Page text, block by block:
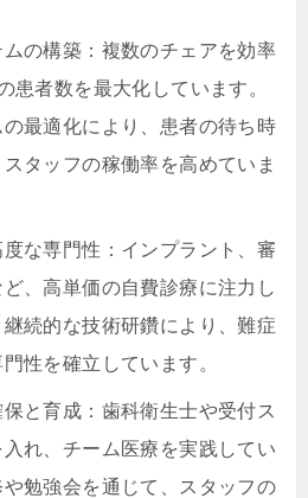
の構築：複数のチェアを効率
患者数を最大化しています。
最適化により、患者の待ち時
タッフの稼働率を高めていま
な専門性：インプラント、審
、高単価の自費診療に注力し
続的な技術研鑽により、難症
性を確立しています。
と育成：歯科衛生士や受付ス
れ、チーム医療を実践してい
勉強会を通じて、スタッフの